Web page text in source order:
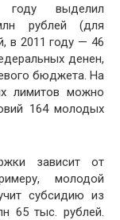
выделил
рублей (для
в 2011 году — 46
денен,
бюджета. На
лимитов можно
164 молодых
зависит от
молодой
субсидию из
65 тыс. рублей.